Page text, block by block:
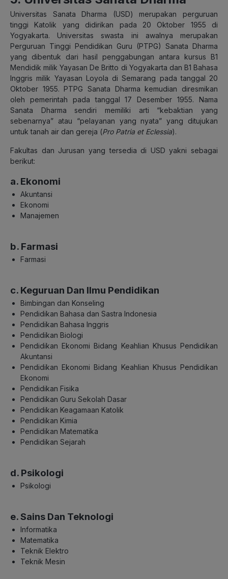
Universitas Sanata Dharma (USD) merupakan perguruan
tinggi Katolik yang didirikan pada 20 Oktober 1955 di
Yogyakarta. Universitas swasta ini awalnya merupakan
Perguruan Tinggi Pendidikan Guru (PTPG) Sanata Dharma
yang dibentuk dari hasil penggabungan antara kursus B1
Mendidik milik Yayasan De Britto di Yogyakarta dan B1 Bahasa
Inggris milik Yayasan Loyola di Semarang pada tanggal 20
Oktober 1955. PTPG Sanata Dharma kemudian diresmikan
oleh pemerintah pada tanggal 17 Desember 1955. Nama
Sanata Dharma sendiri memiliki arti “kebaktian yang
sebenarnya” atau “pelayanan yang nyata” yang ditujukan
untuk tanah air dan gereja (Pro Patria et Eclessia).
Fakultas dan Jurusan yang tersedia di USD yakni sebagai
berikut:
a. Ekonomi
Akuntansi
Ekonomi
Manajemen
b. Farmasi
Farmasi
c. Keguruan Dan Ilmu Pendidikan
Bimbingan dan Konseling
Pendidikan Bahasa dan Sastra Indonesia
Pendidikan Bahasa Inggris
Pendidikan Biologi
Pendidikan Ekonomi Bidang Keahlian Khusus Pendidikan
Akuntansi
Pendidikan Ekonomi Bidang Keahlian Khusus Pendidikan
Ekonomi
Pendidikan Fisika
Pendidikan Guru Sekolah Dasar
Pendidikan Keagamaan Katolik
Pendidikan Kimia
Pendidikan Matematika
Pendidikan Sejarah
d. Psikologi
Psikologi
e. Sains Dan Teknologi
Informatika
Matematika
Teknik Elektro
Teknik Mesin